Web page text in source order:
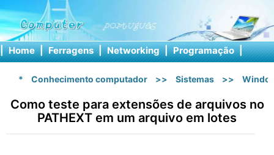
| Home | Ferragens | Networking | Programação |
* Conhecimento computador >> Sistemas >>
Como teste para extensões de arquivos no
PATHEXT em um arquivo em lotes